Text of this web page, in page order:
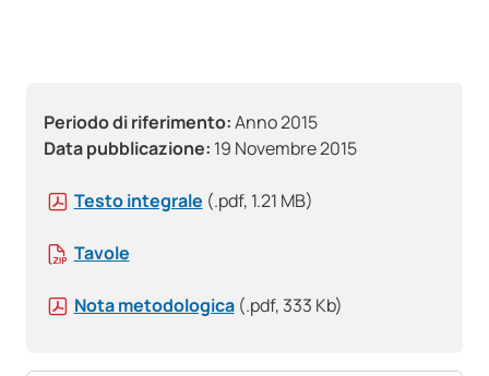
Periodo di riferimento:Anno 2015
Data pubblicazione: 19 Novembre 2015
Testo integrale (.pdf, 1.21 MB)
Tavole
Nota metodologica (.pdf, 333 Kb)